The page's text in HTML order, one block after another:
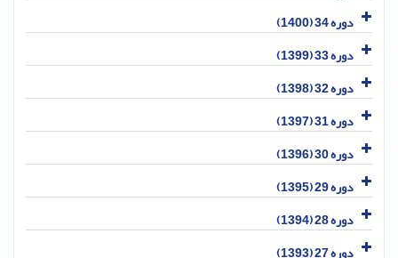
دوره 34 (1400)
دوره 33 (1399)
دوره 32 (1398)
دوره 31 (1397)
دوره 30 (1396)
دوره 29 (1395)
دوره 28 (1394)